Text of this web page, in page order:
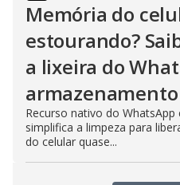
Memória do
estourando?
a lixeira do
armazenamento
Recurso nativo do
simplifica a limpeza para
do celular quase...